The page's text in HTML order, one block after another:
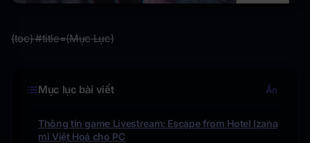
(toc) #title=(Mục Lục)
Mục lục bài viết Ẩn
Thông tin game Livestream: Escape from Hotel Izana
mi Việt Hoá cho PC